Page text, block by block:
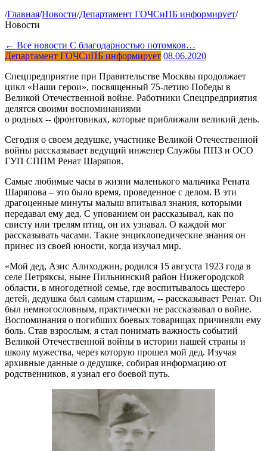
/Главная/Новости/Департамент ГОЧСиПБ информирует/
Новости
← Все новости С благодарностью потомков…
Департамент ГОЧСиПБ информирует 08.06.2020
Спецпредприятие при Правительстве Москвы продолжает
цикл «Наши герои», посвященный 75-летию Победы в
Великой Отечественной войне. Работники Спецпредприятия
делятся своими воспоминаниями
о родных ‑‑ фронтовиках, которые приближали великий день.
Сегодня о своем дедушке, участнике Великой Отечественной
войны рассказывает ведущий инженер Службы ППЗ и ОСО
ГУП СППМ Ренат Шаряпов.
Самые любимые часы в жизни маленького мальчика Рената
Шаряпова – это было время, проведенное с делом. В эти
драгоценные минуты малыш впитывал знания, которыми
передавал ему дед. С упованием он рассказывал, как по
свисту или трелям птиц, он их узнавал. О каждой мог
рассказывать часами. Такие энциклопедические знания он
принес из своей юности, когда изучал мир.
«Мой дед, Азис Алиходжин, родился 15 августа 1923 года в
селе Петряксы, ныне Пильнинский район Нижегородской
области, в многодетной семье, где воспитывалось шестеро
детей, дедушка был самым старшим, ‑‑ рассказывает Ренат. Он
был немногословным, практически не рассказывал о войне.
Воспоминания о погибших боевых товарищах причиняли ему
боль. Став взрослым, я стал понимать важность событий
Великой Отечественной войны в истории нашей страны и
школу мужества, через которую прошел мой дед. Изучая
архивные данные о дедушке, собирая информацию от
родственников, я узнал его боевой путь.